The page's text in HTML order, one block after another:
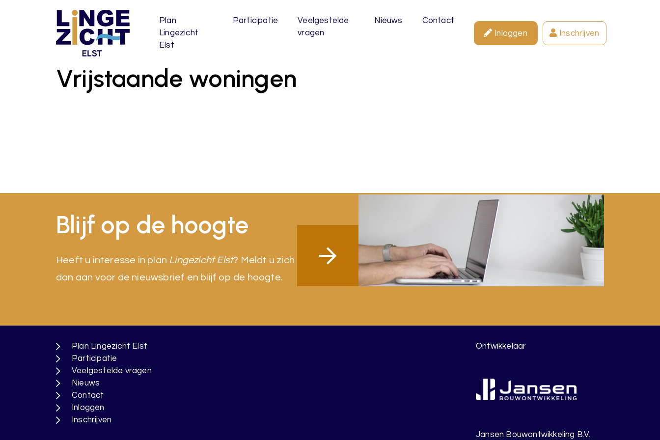
Plan
Lingezicht
Elst
Participatie
Veelgestelde
vragen
Nieuws
Contact
Inloggen
Inschrijven
Vrijstaande woningen
Blijf op de hoogte
Heeft u interesse in plan Lingezicht Elst? Meldt u zich
dan aan voor de nieuwsbrief en blijf op de hoogte.
Plan Lingezicht Elst
Participatie
Veelgestelde vragen
Nieuws
Contact
Inloggen
Inschrijven
Ontwikkelaar
Jansen Bouwontwikkeling B.V.